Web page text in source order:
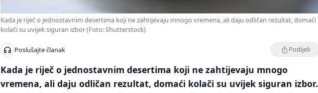
Kada je riječ o jednostavnim desertima koji ne zahtijevaju mnogo vremena, ali daju odličan rezultat, domaći
kolači su uvijek siguran izbor (Foto: Shutterstock)
Poslušajte članak Podijeli
Kada je riječ o jednostavnim desertima koji ne zahtijevaju mnogo
vremena, ali daju odličan rezultat, domaći kolači su uvijek siguran izbor.